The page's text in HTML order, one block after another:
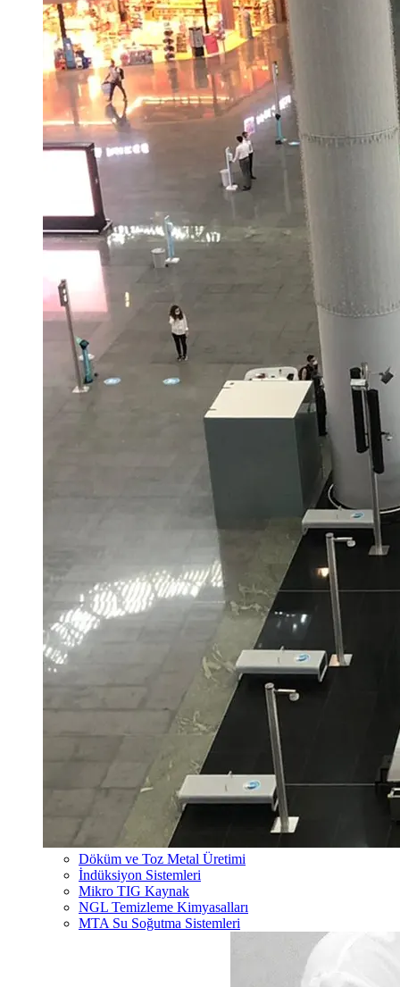
Döküm ve Toz Metal Üretimi
İndüksiyon Sistemleri
Mikro TIG Kaynak
NGL Temizleme Kimyasalları
MTA Su Soğutma Sistemleri